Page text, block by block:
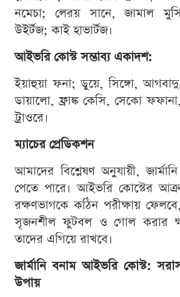
নমেচা; লেরয় সানে, জামাল
উইর্টজ; কাই হাভার্টজ।
আইভরি কোস্ট সম্ভাব্য একাদশ:
ইয়াহুয়া ফনা; ডুয়ে, সিঙ্গো,
ডায়ালো, ফ্রাঙ্ক কেসি, সেকো
ট্রাওরে।
ম্যাচের প্রেডিকশন
আমাদের বিশ্লেষণ অনুযায়ী,
পেতে পারে। আইভরি কোস্টের
রক্ষণভাগকে কঠিন পরীক্ষায়
সৃজনশীল ফুটবল ও গোল করার
তাদের এগিয়ে রাখবে।
জার্মানি বনাম আইভরি কোস্ট:
উপায়